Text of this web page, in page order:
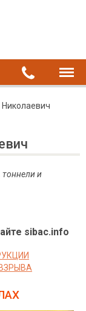
тоннели и
sibac.info